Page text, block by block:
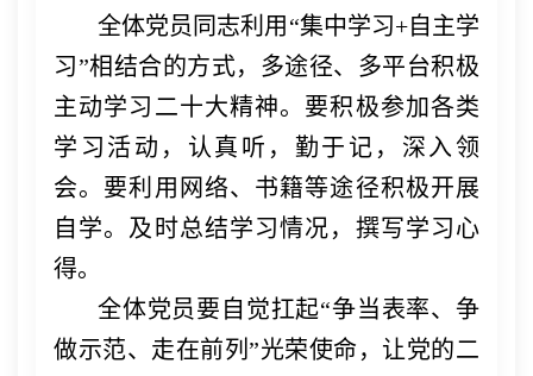
全体党员同志利用 “集中学习+自主学
习”相结合的方式，多途径、多平台积极
主动学习二十大精神。要积极参加各类
学习活动，认真听，勤于记，深入领
会。要利用网络、书籍等途径积极开展
自学。及时总结学习情况，撰写学习心
得。
全体党员要自觉扛起“争当表率、争
做示范、走在前列”光荣使命，让党的二